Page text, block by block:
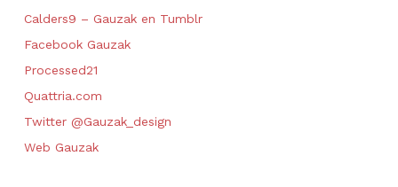
Calders9 – Gauzak en Tumblr
Facebook Gauzak
Processed21
Quattria.com
Twitter @Gauzak_design
Web Gauzak